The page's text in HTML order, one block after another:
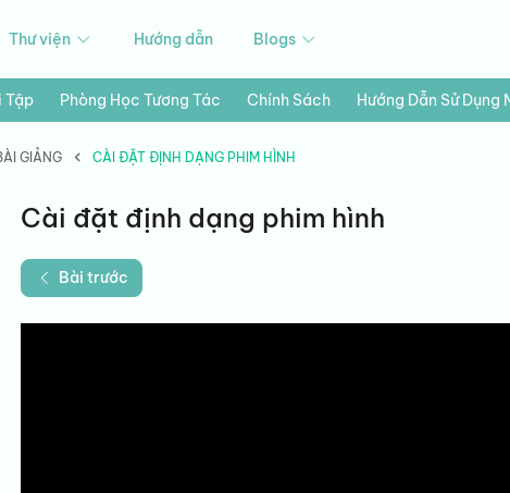
Thư viện Hướng dẫn Blogs
Tập Phòng Học Tương Tác Chính Sách Hướng Dẫn Sử Dụng
GIẢNG CÀI ĐẶT ĐỊNH DẠNG PHIM HÌNH
Cài đặt định dạng phim hình
Bài trước